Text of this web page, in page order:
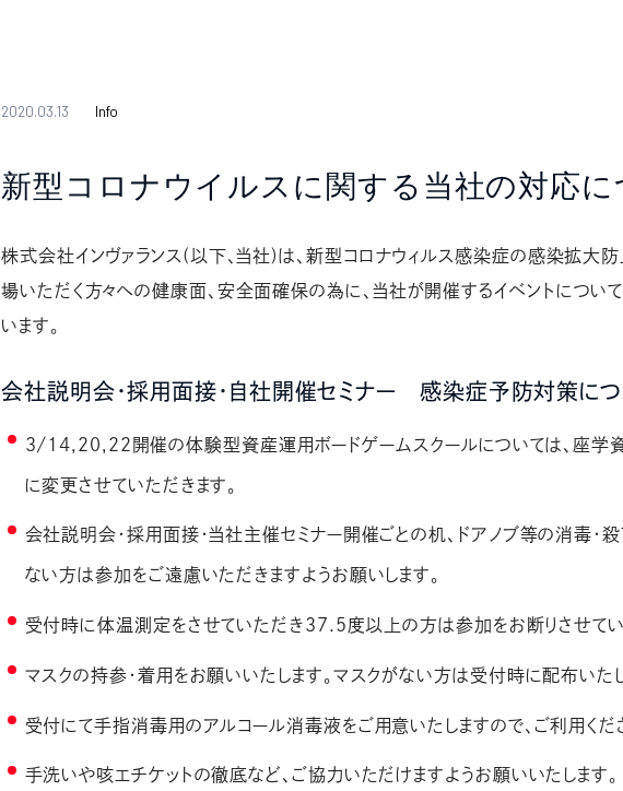
2020.03.13 Info
新型コロナウイルスに関する当社の対応
株式会社インヴァランス(以下、当社)は、新型コロナウィルス感染症の感染拡大防
場いただく方々への健康面、安全面確保の為に、当社が開催するイベントについ
います。
会社説明会・採用面接・自社開催セミナー 感染症予防対策に
3/14,20,22開催の体験型資産運用ボードゲームスクールについては、座学
に変更させていただきます。
会社説明会・採用面接・当社主催セミナー開催ごとの机、ドアノブ等の消毒・
ない方は参加をご遠慮いただきますようお願いします。
受付時に体温測定をさせていただき37.5度以上の方は参加をお断りさせてい
マスクの持参・着用をお願いいたします。マスクがない方は受付時に配布いた
受付にて手指消毒用のアルコール消毒液をご用意いたしますので、ご利用くだ
手洗いや咳エチケットの徹底など、ご協力いただけますようお願いいたします。